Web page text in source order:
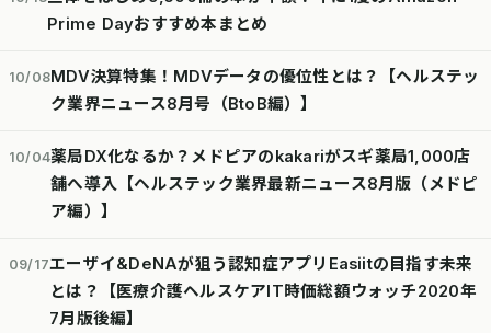
Prime Dayおすすめ本まとめ
10/08MDV決算特集！MDVデータの優位性とは？【ヘルステッ
ク業界ニュース8月号（BtoB編）】
10/04薬局DX化なるか？メドピアのkakariがスギ薬局1,000店
舗へ導入【ヘルステック業界最新ニュース8月版（メドピ
ア編）】
09/17エーザイ&DeNAが狙う認知症アプリEasiitの目指す未来
とは？【医療介護ヘルスケアIT時価総額ウォッチ2020年
7月版後編】